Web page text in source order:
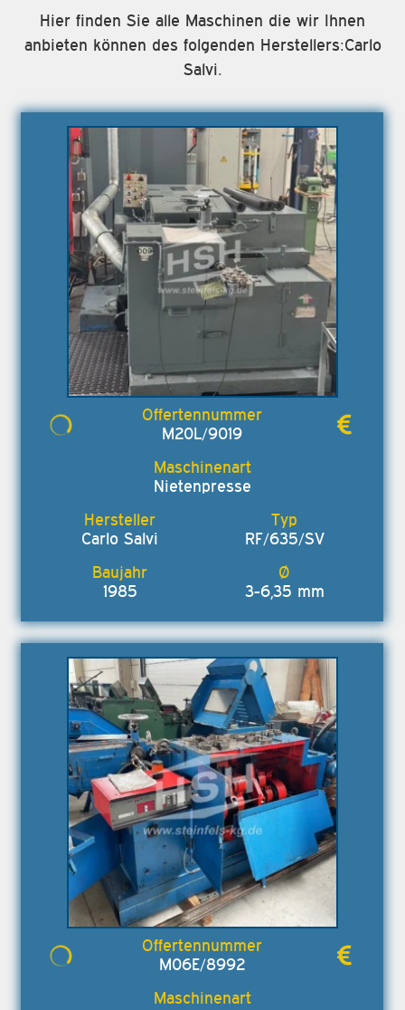
Hier finden Sie alle Maschinen die wir Ihnen
anbieten können des folgenden Herstellers:Carlo
Salvi.
M20L/9019
Nietenpresse
Carlo Salvi RF/635/SV
1985 3-6,35 mm
M06E/8992